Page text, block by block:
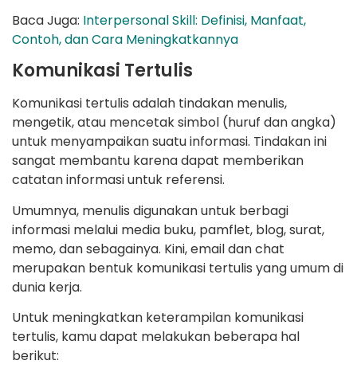
Baca Juga: Interpersonal Skill: Definisi, Manfaat,
Contoh, dan Cara Meningkatkannya
Komunikasi Tertulis
Komunikasi tertulis adalah tindakan menulis,
mengetik, atau mencetak simbol (huruf dan angka)
untuk menyampaikan suatu informasi. Tindakan ini
sangat membantu karena dapat memberikan
catatan informasi untuk referensi.
Umumnya, menulis digunakan untuk berbagi
informasi melalui media buku, pamflet, blog, surat,
memo, dan sebagainya. Kini, email dan chat
merupakan bentuk komunikasi tertulis yang umum di
dunia kerja.
Untuk meningkatkan keterampilan komunikasi
tertulis, kamu dapat melakukan beberapa hal
berikut: